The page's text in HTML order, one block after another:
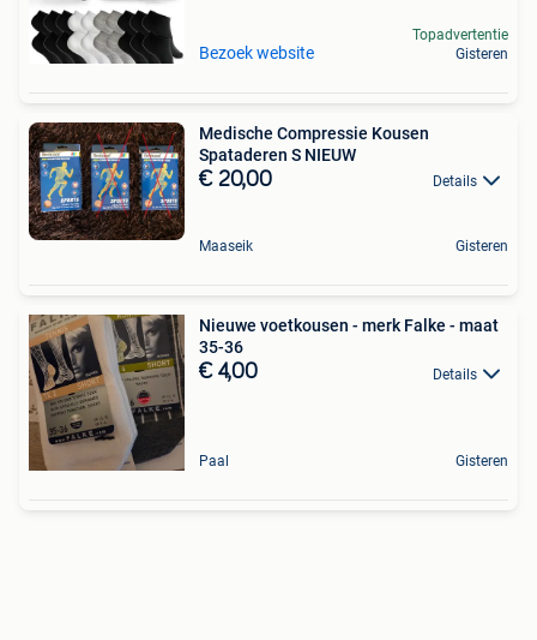
Bezoek website
Topadvertentie
Gisteren
Medische Compressie Kousen
Spataderen S NIEUW
€ 20,00 Details
Maaseik Gisteren
Nieuwe voetkousen - merk Falke - maat
35-36
€ 4,00 Details
Paal Gisteren